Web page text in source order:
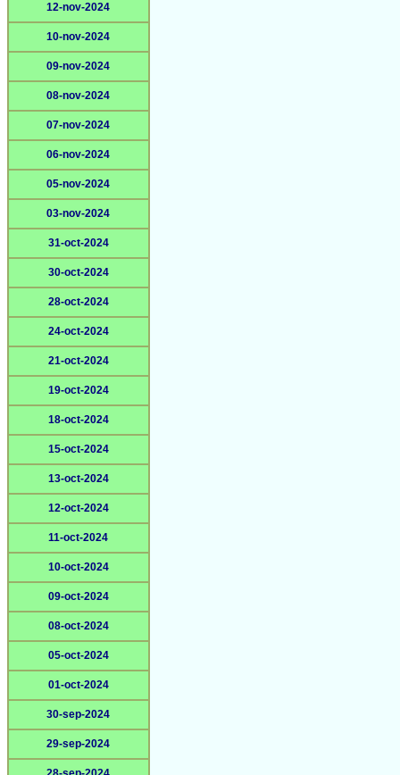
12-nov-2024
10-nov-2024
09-nov-2024
08-nov-2024
07-nov-2024
06-nov-2024
05-nov-2024
03-nov-2024
31-oct-2024
30-oct-2024
28-oct-2024
24-oct-2024
21-oct-2024
19-oct-2024
18-oct-2024
15-oct-2024
13-oct-2024
12-oct-2024
11-oct-2024
10-oct-2024
09-oct-2024
08-oct-2024
05-oct-2024
01-oct-2024
30-sep-2024
29-sep-2024